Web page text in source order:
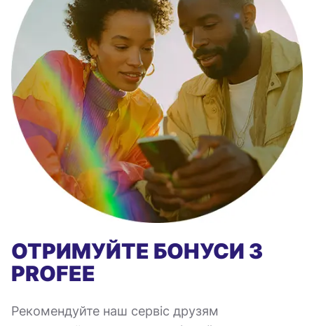
ОТРИМУЙТЕ БОНУСИ З
PROFEE
Рекомендуйте наш сервіс друзям